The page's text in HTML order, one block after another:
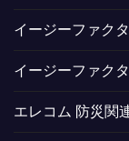
イージーファク
イージーファク
エレコム 防災関